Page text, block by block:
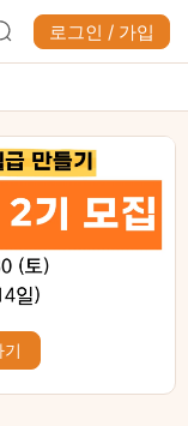
로그인 / 가입